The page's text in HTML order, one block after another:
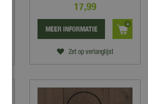
17,99
Zet op verlanglijst
MEER INFORMATIE